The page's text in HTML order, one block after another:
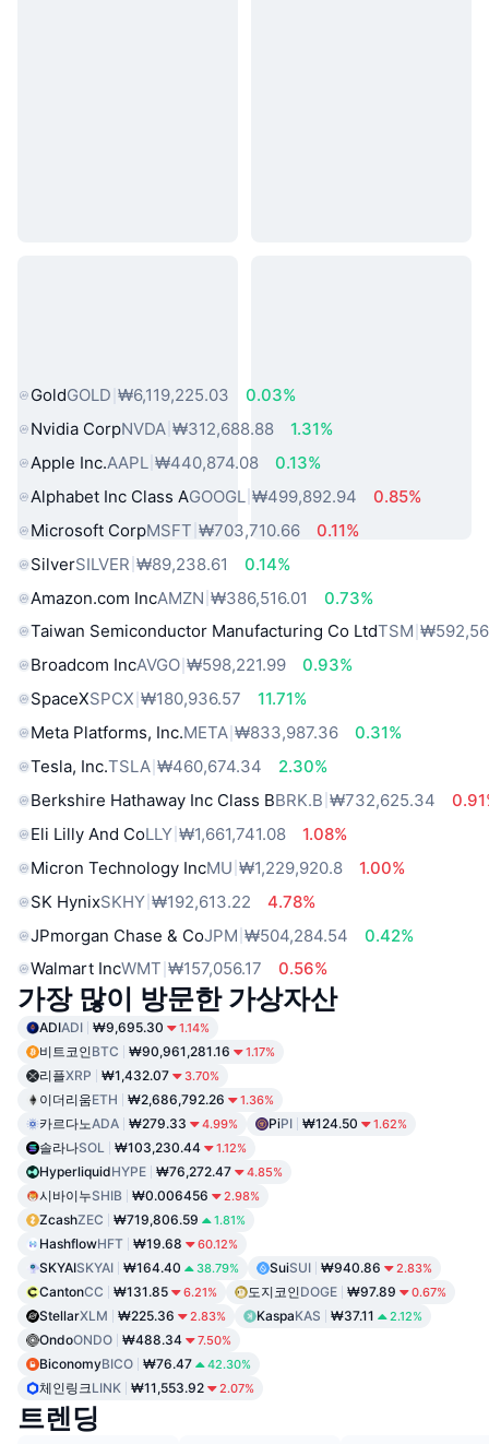
GoldGOLD ₩6,119,225.03
0.03%
Nvidia CorpNVDA ₩312,688.88
1.31%
Apple Inc.AAPL ₩440,874.08
0.13%
Alphabet Inc Class AGOOGL ₩499,892.94
0.85%
Microsoft CorpMSFT ₩703,710.66
0.11%
SilverSILVER ₩89,238.61
0.14%
Amazon.com IncAMZN ₩386,516.01
0.73%
Taiwan Semiconductor Manufacturing Co LtdTSM
Broadcom IncAVGO ₩598,221.99
0.93%
SpaceXSPCX ₩180,936.57
11.71%
Meta Platforms, Inc.META ₩833,987.36
0.31%
Tesla, Inc.TSLA ₩460,674.34
2.30%
Berkshire Hathaway Inc Class BBRK.B ₩732,625.34
Eli Lilly And CoLLY ₩1,661,741.08
1.08%
Micron Technology IncMU ₩1,229,920.8
1.00%
SK HynixSKHY ₩192,613.22
4.78%
JPmorgan Chase & CoJPM ₩504,284.54
0.42%
Walmart IncWMT ₩157,056.17 0.56%
가장 많이 방문한 가상자산
ADIADI ₩9,695.30 1.14%
비트코인BTC ₩90,961,281.16 1.17%
리플XRP ₩1,432.07 3.70%
이더리움ETH ₩2,686,792.26 1.36%
카르다노ADA ₩279.33 4.99% PiPI ₩124.50 1.62%
솔라나SOL ₩103,230.44 1.12%
HyperliquidHYPE ₩76,272.47 4.85%
시바이누SHIB ₩0.006456 2.98%
ZcashZEC ₩719,806.59 1.81%
HashflowHFT ₩19.68 60.12%
SKYAISKYAI ₩164.40 38.79% SuiSUI ₩940.86 2.83%
CantonCC ₩131.85 6.21% 도지코인DOGE ₩97.89 0.67%
StellarXLM ₩225.36 2.83% KaspaKAS ₩37.11 2.12%
OndoONDO ₩488.34 7.50%
BiconomyBICO ₩76.47 42.30%
체인링크LINK ₩11,553.92 2.07%
트렌딩